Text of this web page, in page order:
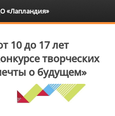
10 до 17 лет
творческих
о будущем»
«Лапландия»